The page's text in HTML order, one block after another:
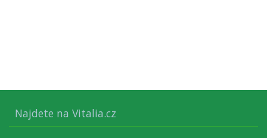
Najdete na Vitalia.cz